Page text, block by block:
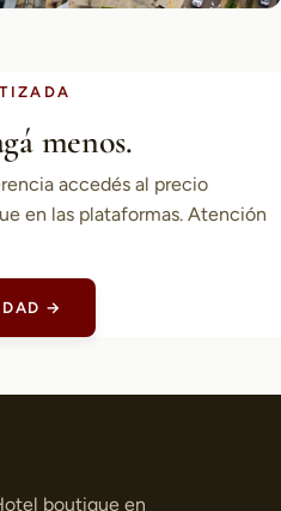
menos.
accedés al precio
en las plataformas. Atención
→
boutique en